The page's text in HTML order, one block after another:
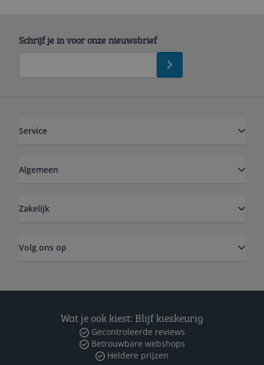
Schrijf je in voor onze nieuwsbrief
Service
Algemeen
Zakelijk
Volg ons op
Wat je ook kiest: Blijf kieskeurig
Gecontroleerde reviews
Betrouwbare webshops
Heldere prijzen